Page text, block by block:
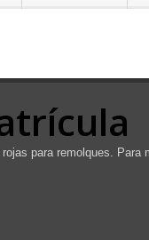
para remolques.